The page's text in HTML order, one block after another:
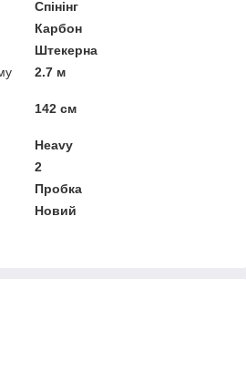
Спінінг
Карбон
Штекерна
2.7 м
142 см
Heavy
2
Пробка
Новий